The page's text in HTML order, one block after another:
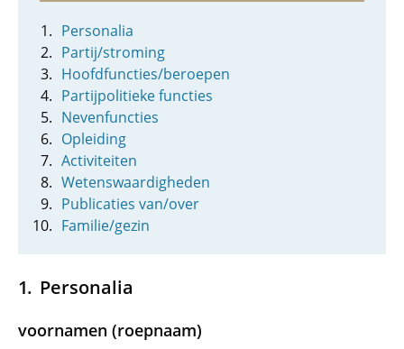
Personalia
Partij/stroming
Hoofdfuncties/beroepen
Partijpolitieke functies
Nevenfuncties
Opleiding
Activiteiten
Wetenswaardigheden
Publicaties van/over
Familie/gezin
Personalia
voornamen (roepnaam)